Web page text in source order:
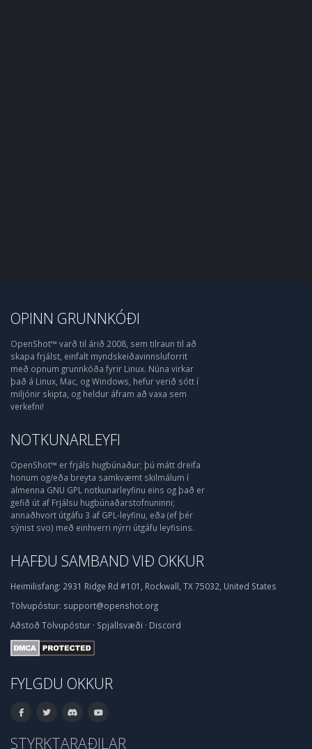
OPINN GRUNNKÓÐI
OpenShot™ varð til árið 2008, sem tilraun til að
skapa frjálst, einfalt myndskeiðavinnsluforrit
með opnum grunnkóða fyrir Linux. Núna virkar
það á Linux, Mac, og Windows, hefur verið sótt í
miljónir skipta, og heldur áfram að vaxa sem
verkefni!
NOTKUNARLEYFI
OpenShot™ er frjáls hugbúnaður; þú mátt dreifa
honum og/eða breyta samkvæmt skilmálum í
almenna GNU GPL notkunarleyfinu eins og það er
gefið út af Frjálsu hugbúnaðarstofnuninni;
annaðhvort útgáfu 3 af GPL-leyfinu, eða (ef þér
sýnist svo) með einhverri nýrri útgáfu leyfisins.
HAFÐU SAMBAND VIÐ OKKUR
Heimilisfang: 2931 Ridge Rd #101, Rockwall, TX 75032, United States
Tölvupóstur: support@openshot.org
Aðstoð Tölvupóstur · Spjallsvæði · Discord
FYLGDU OKKUR
STYRKTARAÐILAR